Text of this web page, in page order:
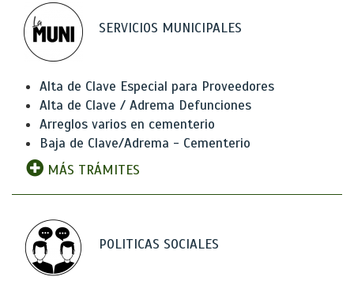
SERVICIOS MUNICIPALES
Alta de Clave Especial para Proveedores
Alta de Clave / Adrema Defunciones
Arreglos varios en cementerio
Baja de Clave/Adrema - Cementerio
MÁS TRÁMITES
POLITICAS SOCIALES